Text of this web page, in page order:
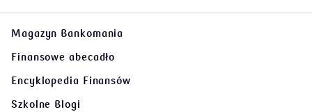
Magazyn Bankomania
Finansowe abecadło
Encyklopedia Finansów
Szkolne Blogi